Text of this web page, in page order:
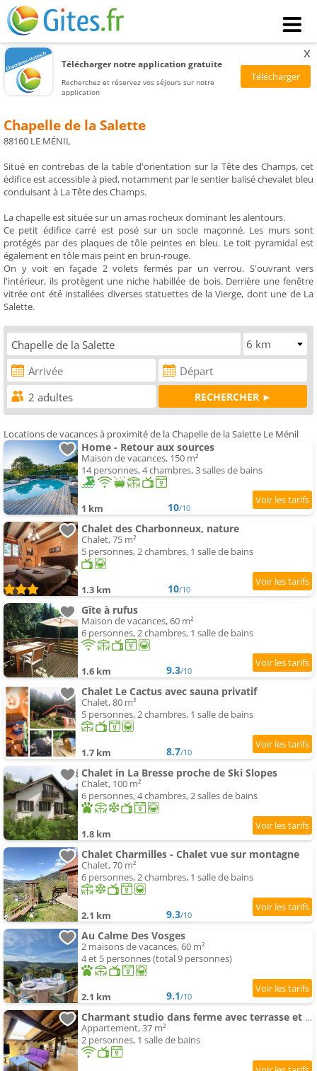
Télécharger notre application gratuite
Recherchez et réservez vos séjours sur notre
application
x
Chapelle de la Salette
88160 LE MÉNIL
Situé en contrebas de la table d'orientation sur la Tête des Champs, cet
édifice est accessible à pied, notamment par le sentier balisé chevalet bleu
conduisant à La Tête des Champs.
La chapelle est située sur un amas rocheux dominant les alentours.
Ce petit édifice carré est posé sur un socle maçonné. Les murs sont
protégés par des plaques de tôle peintes en bleu. Le toit pyramidal est
également en tôle mais peint en brun-rouge.
On y voit en façade 2 volets fermés par un verrou. S'ouvrant vers
l'intérieur, ils protègent une niche habillée de bois. Derrière une fenêtre
vitrée ont été installées diverses statuettes de la Vierge, dont une de La
Salette.
Locations de vacances à proximité de la Chapelle de la Salette Le Ménil
Home - Retour aux sources
Maison de vacances, 150 m²
14 personnes, 4 chambres, 3 salles de bains
1 km 10/10
Chalet des Charbonneux, nature
Chalet, 75 m²
5 personnes, 2 chambres, 1 salle de bains
1.3 km 10/10
Gîte à rufus
Maison de vacances, 60 m²
6 personnes, 2 chambres, 1 salle de bains
1.6 km 9.3/10
Chalet Le Cactus avec sauna privatif
Chalet, 80 m²
5 personnes, 2 chambres, 1 salle de bains
1.7 km 8.7/10
Chalet in La Bresse proche de Ski Slopes
Chalet, 100 m²
6 personnes, 4 chambres, 2 salles de bains
1.8 km
Chalet Charmilles - Chalet vue sur montagne
Chalet, 70 m²
6 personnes, 2 chambres, 1 salle de bains
2.1 km 9.3/10
Au Calme Des Vosges
2 maisons de vacances, 60 m²
4 et 5 personnes (total 9 personnes)
2.1 km 9.1/10
Charmant studio dans ferme avec terrasse et parking - montagnes des Vosges - FR-1-589-164
Appartement, 37 m²
2 personnes, 1 salle de bains